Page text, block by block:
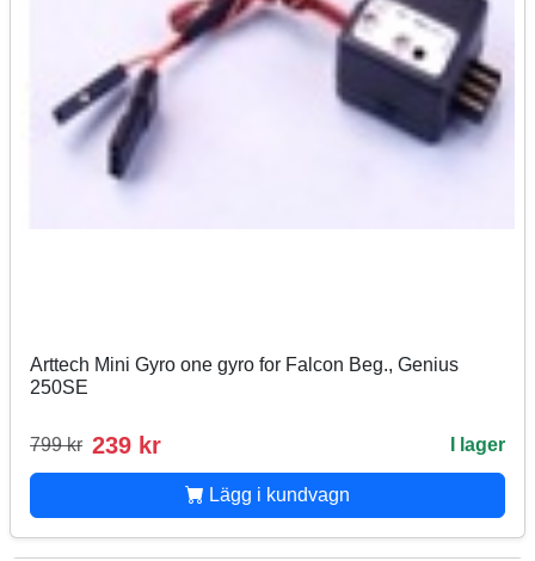
Arttech Mini Gyro one gyro for Falcon Beg., Genius
250SE
799 kr 239 kr I lager
Lägg i kundvagn